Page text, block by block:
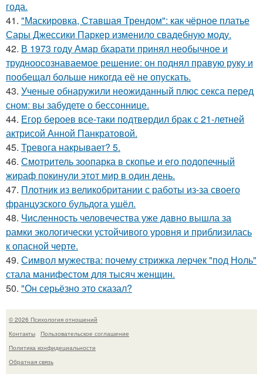
года.
41. "Маскировка, Ставшая Трендом": как чёрное платье
Сары Джессики Паркер изменило свадебную моду.
42. В 1973 году Амар бхарати принял необычное и
трудноосознаваемое решение: он поднял правую руку и
пообещал больше никогда её не опускать.
43. Ученые обнаружили неожиданный плюс секса перед
сном: вы забудете о бессоннице.
44. Егор бероев все-таки подтвердил брак с 21-летней
актрисой Анной Панкратовой.
45. Тревога накрывает? 5.
46. Смотритель зоопарка в скопье и его подопечный
жираф покинули этот мир в один день.
47. Плотник из великобритании с работы из-за своего
французского бульдога ушёл.
48. Численность человечества уже давно вышла за
рамки экологически устойчивого уровня и приблизилась
к опасной черте.
49. Символ мужества: почему стрижка лерчек "под Ноль"
стала манифестом для тысяч женщин.
50. "Он серьёзно это сказал?
© 2026 Психология отношений
Контакты
Пользовательское соглашение
Политика конфидециальности
Обратная связь